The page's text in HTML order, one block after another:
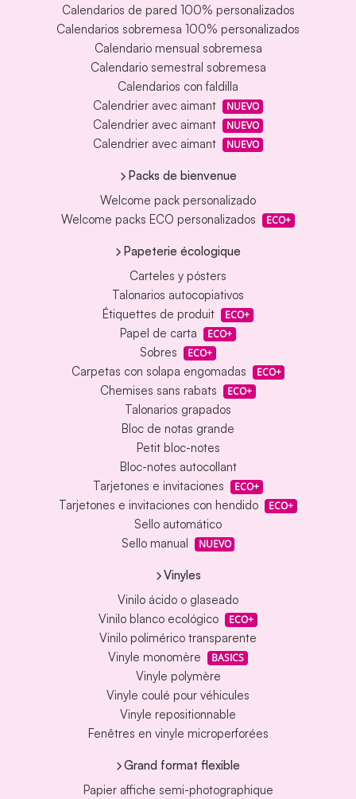
Calendarios de pared 100% personalizados
Calendarios sobremesa 100% personalizados
Calendario mensual sobremesa
Calendario semestral sobremesa
Calendarios con faldilla
Calendrier avec aimant
NUEVO
Calendrier avec aimant NUEVO
Calendrier avec aimant NUEVO
Packs de bienvenue
Welcome pack personalizado
Welcome packs ECO personalizados
ECO+
Papeterie écologique
Carteles y pósters
Talonarios autocopiativos
Étiquettes de produit
ECO+
Papel de carta ECO+
Sobres ECO+
Carpetas con solapa engomadas ECO+
Chemises sans rabats ECO+
Talonarios grapados
Bloc de notas grande
Petit bloc-notes
Bloc-notes autocollant
Tarjetones e invitaciones
ECO+
Tarjetones e invitaciones con hendido ECO+
Sello automático
Sello manual
NUEVO
Vinyles
Vinilo ácido o glaseado
Vinilo blanco ecológico
ECO+
Vinilo polimérico transparente
Vinyle monomère
BASICS
Vinyle polymère
Vinyle coulé pour véhicules
Vinyle repositionnable
Fenêtres en vinyle microperforées
Grand format flexible
Papier affiche semi-photographique